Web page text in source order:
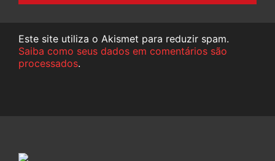
Este site utiliza o Akismet para reduzir spam.
Saiba como seus dados em comentários são
processados.